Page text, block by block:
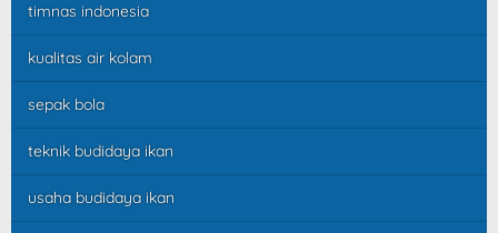
timnas indonesia
kualitas air kolam
sepak bola
teknik budidaya ikan
usaha budidaya ikan